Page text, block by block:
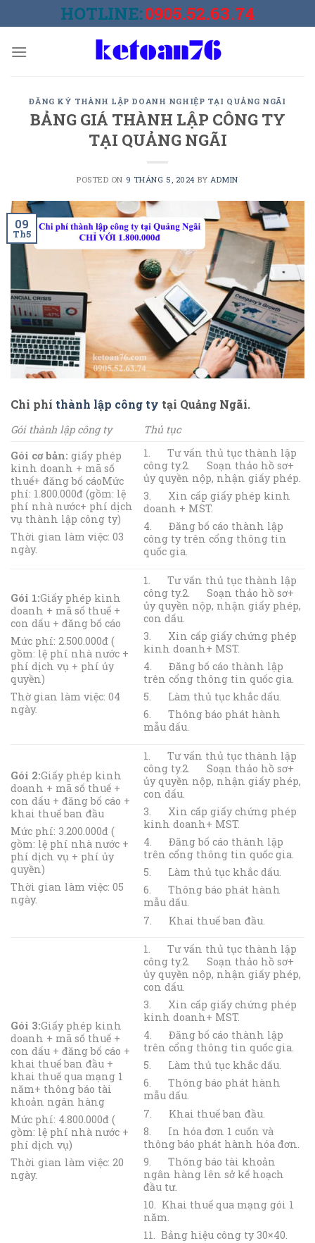
to
HOTLINE:0905.52.63.74
ĐĂNG KÝ THÀNH LẬP DOANH NGHIỆP TẠI QUẢNG NGÃI
BẢNG GIÁ THÀNH LẬP CÔNG TY
TẠI QUẢNG NGÃI
POSTED ON 9 THÁNG 5, 2024 BY ADMIN
09
Th5
Chi phí thành lập công ty tại Quảng Ngãi.
Gói thành lập công ty
Thủ tục
Gói cơ bản: giấy phép
kinh doanh + mã số
thuế+ đăng bố cáoMức
phí: 1.800.000đ (gồm: lệ
phí nhà nước+ phí dịch
vụ thành lập công ty)
Thời gian làm việc: 03
ngày.
1. Tư vấn thủ tục thành lập
công ty.2. Soạn thảo hồ sơ+
ủy quyền nộp, nhận giấy phép.
3. Xin cấp giấy phép kinh
doanh + MST.
4. Đăng bố cáo thành lập
công ty trên cổng thông tin
quốc gia.
Gói 1:Giấy phép kinh
doanh + mã số thuế +
con dấu + đăng bố cáo
Mức phí: 2.500.000đ (
gồm: lệ phí nhà nước +
phí dịch vụ + phí ủy
quyền)
Thờ gian làm việc: 04
ngày.
1. Tư vấn thủ tục thành lập
công ty.2. Soạn thảo hồ sơ+
ủy quyền nộp, nhận giấy phép,
con dấu.
3. Xin cấp giấy chứng phép
kinh doanh+ MST.
4. Đăng bố cáo thành lập
trên cổng thông tin quốc gia.
5. Làm thủ tục khắc dấu.
6. Thông báo phát hành
mẫu dấu.
Gói 2:Giấy phép kinh
doanh + mã số thuế +
con dấu + đăng bố cáo +
khai thuế ban đầu
Mức phí: 3.200.000đ (
gồm: lệ phí nhà nước +
phí dịch vụ + phí ủy
quyền)
Thời gian làm việc: 05
ngày.
1. Tư vấn thủ tục thành lập
công ty.2. Soạn thảo hồ sơ+
ủy quyền nộp, nhận giấy phép,
con dấu.
3. Xin cấp giấy chứng phép
kinh doanh+ MST.
4. Đăng bố cáo thành lập
trên cổng thông tin quốc gia.
5. Làm thủ tục khắc dấu.
6. Thông báo phát hành
mẫu dấu.
7. Khai thuế ban đầu.
Gói 3:Giấy phép kinh
doanh + mã số thuế +
con dấu + đăng bố cáo +
khai thuế ban đầu +
khai thuế qua mạng 1
năm+ thông báo tài
khoản ngân hàng
Mức phí: 4.800.000đ (
gồm: lệ phí nhà nước +
phí dịch vụ)
Thời gian làm việc: 20
ngày.
1. Tư vấn thủ tục thành lập
công ty.2. Soạn thảo hồ sơ+
ủy quyền nộp, nhận giấy phép,
con dấu.
3. Xin cấp giấy chứng phép
kinh doanh+ MST.
4. Đăng bố cáo thành lập
trên cổng thông tin quốc gia.
5. Làm thủ tục khắc dấu.
6. Thông báo phát hành
mẫu dấu.
7. Khai thuế ban đầu.
8. In hóa đơn 1 cuốn và
thông báo phát hành hóa đơn.
9. Thông báo tài khoản
ngân hàng lên sở kế hoạch
đầu tư.
10. Khai thuế qua mạng gói 1
năm.
11. Bảng hiệu công ty 30×40.